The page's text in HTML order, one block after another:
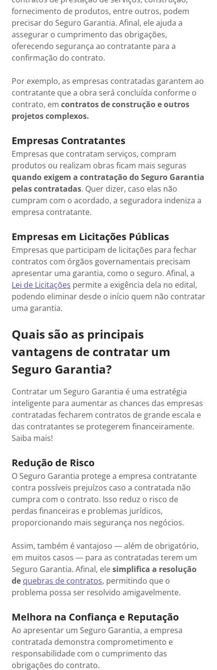
fornecimento de produtos, entre outros, podem
precisar do Seguro Garantia. Afinal, ele ajuda a
assegurar o cumprimento das obrigações,
oferecendo segurança ao contratante para a
confirmação do contrato.
Por exemplo, as empresas contratadas garantem ao
contratante que a obra será concluída conforme o
contrato, em contratos de construção e outros
projetos complexos.
Empresas Contratantes
Empresas que contratam serviços, compram
produtos ou realizam obras ficam mais seguras
quando exigem a contratação do Seguro Garantia
pelas contratadas. Quer dizer, caso elas não
cumpram com o acordado, a seguradora indeniza a
empresa contratante.
Empresas em Licitações Públicas
Empresas que participam de licitações para fechar
contratos com órgãos governamentais precisam
apresentar uma garantia, como o seguro. Afinal, a
Lei de Licitações permite a exigência dela no edital,
podendo eliminar desde o início quem não contratar
uma garantia.
Quais são as principais
vantagens de contratar um
Seguro Garantia?
Contratar um Seguro Garantia é uma estratégia
inteligente para aumentar as chances das empresas
contratadas fecharem contratos de grande escala e
das contratantes se protegerem financeiramente.
Saiba mais!
Redução de Risco
O Seguro Garantia protege a empresa contratante
contra possíveis prejuízos caso a contratada não
cumpra com o contrato. Isso reduz o risco de
perdas financeiras e problemas jurídicos,
proporcionando mais segurança nos negócios.
Assim, também é vantajoso — além de obrigatório,
em muitos casos — para as contratadas terem um
Seguro Garantia. Afinal, elesimplifica a resolução
de quebras de contratos, permitindo que o
problema possa ser resolvido amigavelmente.
Melhora na Confiança e Reputação
Ao apresentar um Seguro Garantia, a empresa
contratada demonstra comprometimento e
responsabilidade com o cumprimento das
obrigações do contrato.